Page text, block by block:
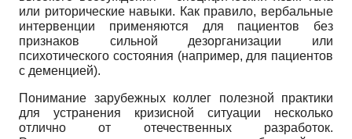
или риторические навыки. Как правило, вербальные
интервенции применяются для пациентов без
признаков сильной дезорганизации или
психотического состояния (например, для пациентов
с деменцией).
Понимание зарубежных коллег полезной практики
для устранения кризисной ситуации несколько
отлично от отечественных разработок.